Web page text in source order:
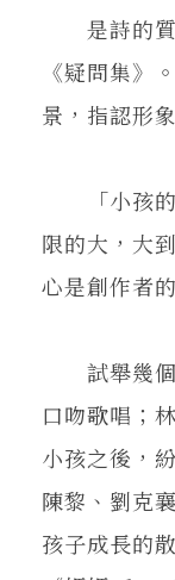
是詩的質
《疑問集》
景，指認形
「小孩的
限的大，大
心是創作者
試舉幾個
口吻歌唱；
小孩之後，
陳黎、劉克
孩子成長的